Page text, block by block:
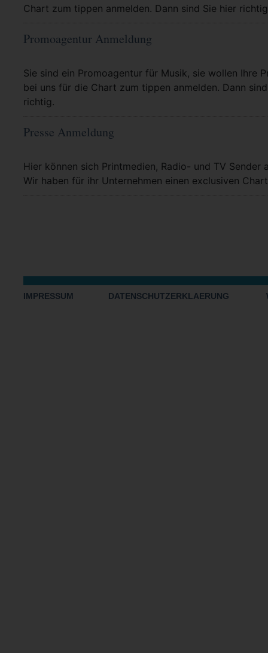
Chart zum tippen anmelden. Dann sind Sie hier
Promoagentur Anmeldung
Sie sind ein Promoagentur für Musik, sie wollen Ihre
bei uns für die Chart zum tippen anmelden. Dann
richtig.
Mehr Info
Presse Anmeldung
Hier können sich Printmedien, Radio- und TV Sender
Wir haben für ihr Unternehmen einen exclusiven
Mehr Info
IMPRESSUM DATENSCHUTZERKLAERUNG